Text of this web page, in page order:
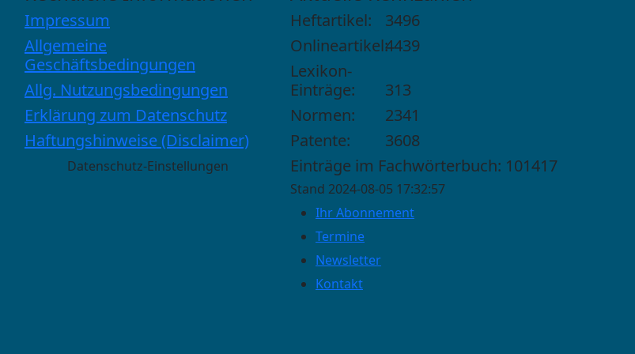
Impressum
Allgemeine
Geschäftsbedingungen
Allg. Nutzungsbedingungen
Erklärung zum Datenschutz
Haftungshinweise (Disclaimer)
Datenschutz-Einstellungen
Heftartikel:
3496
Onlineartikel:4439
Lexikon-
Einträge:
313
Normen:
2341
Patente:
3608
Einträge im Fachwörterbuch: 101417
Stand 2024-08-05 17:32:57
Ihr Abonnement
Termine
Newsletter
Kontakt